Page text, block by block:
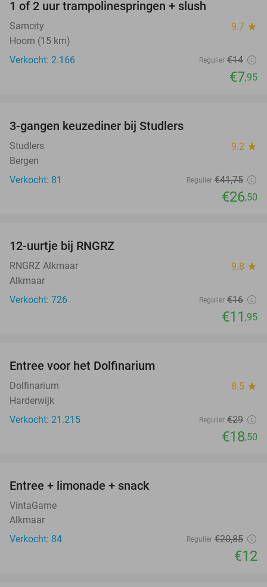
1 of 2 uur trampolinespringen + slush
Samcity 9.7 star
Hoorn (15 km)
Verkocht: 2.166
Regulier €14
€7,95
3-gangen keuzediner bij Studlers
Studlers 9.2 star
Bergen
Verkocht: 81
Regulier €41,75
€26,50
12-uurtje bij RNGRZ
RNGRZ Alkmaar 9.8 star
Alkmaar
Verkocht: 726
Regulier €16
€11 ,95
Entree voor het Dolfinarium
Dolfinarium 8.5 star
Harderwijk
Verkocht: 21.215
Regulier €29
€18,50
Entree + limonade + snack
VintaGame
Alkmaar
Verkocht: 84
Regulier €20,85
€12